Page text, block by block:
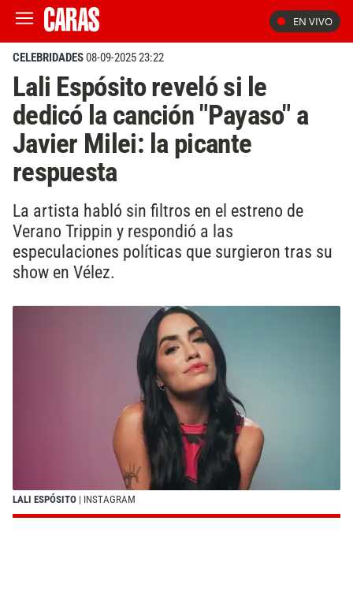
EN VIVO
CELEBRIDADES08-09-2025 23:22
Lali Espósito reveló si le
dedicó la canción "Payaso" a
Javier Milei: la picante
respuesta
La artista habló sin filtros en el estreno de
Verano Trippin y respondió a las
especulaciones políticas que surgieron tras su
show en Vélez.
LALI ESPÓSITO | INSTAGRAM